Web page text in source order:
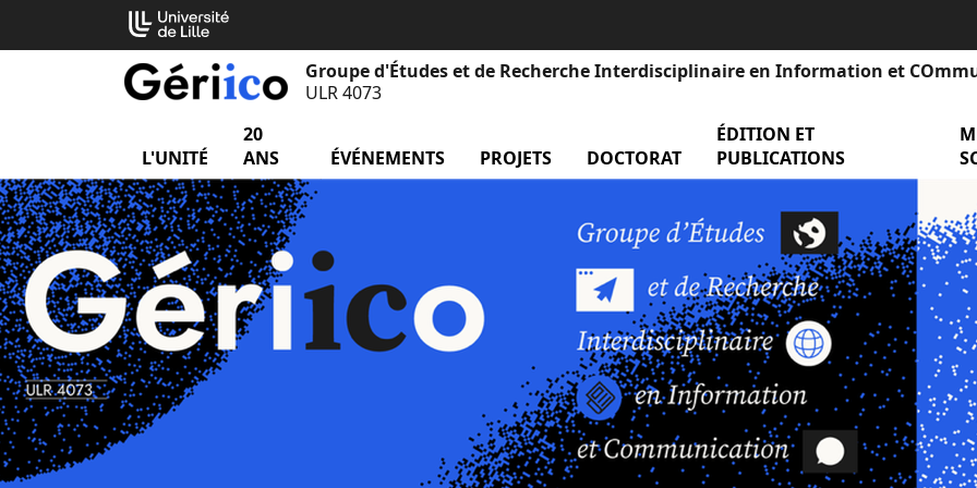
Groupe d'Études et de Recherche Interdisciplinaire en Information et
ULR 4073
L'UNITÉ menu L'unité
20
ANS
ÉVÉNEMENTS menu Événements
PROJETS menu Projets
DOCTORAT menu Doctorat
ÉDITION ET
PUBLICATIONS
Cookies management panel